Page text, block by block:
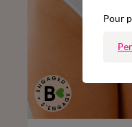
Pour